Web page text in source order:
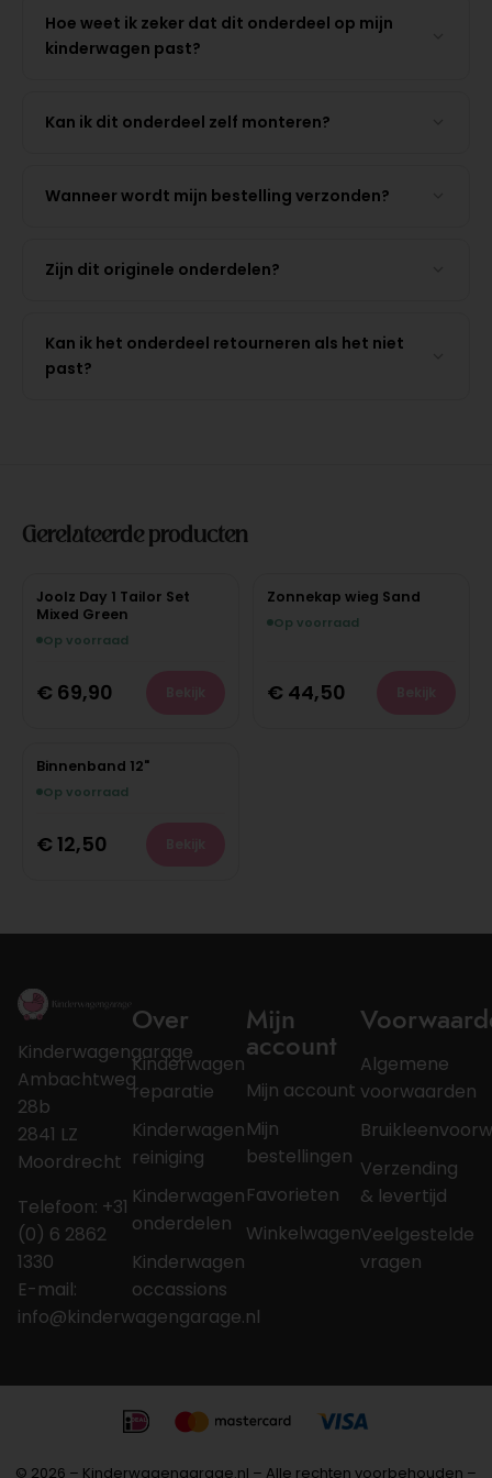
Hoe weet ik zeker dat dit onderdeel op mijn
kinderwagen past?
Kan ik dit onderdeel zelf monteren?
Wanneer wordt mijn bestelling verzonden?
Zijn dit originele onderdelen?
Kan ik het onderdeel retourneren als het niet
past?
Gerelateerde producten
Joolz Day 1 Tailor Set
Mixed Green
Op voorraad
€ 69,90
Zonnekap wieg Sand
Op voorraad
€ 44,50
Binnenband 12"
Op voorraad
€ 12,50
Kinderwagengarage
Ambachtweg
28b
2841 LZ
Moordrecht
Telefoon: +31
(0) 6 2862
1330
E-mail:
info@kinderwagengarage.nl
Over
Kinderwagen
reparatie
Kinderwagen
reiniging
Kinderwagen
onderdelen
Kinderwagen
occassions
Mijn
account
Mijn account
Mijn
bestellingen
Favorieten
Winkelwagen
Algemene
voorwaarden
Verzending
& levertijd
Veelgestelde
vragen
© 2026 – Kinderwagengarage.nl – Alle rechten voorbehouden –